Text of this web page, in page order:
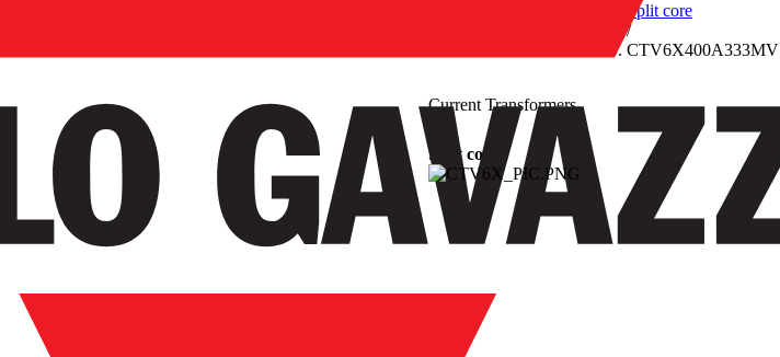
Split core
/
CTV6X400A333MV
Current Transformers
Split core